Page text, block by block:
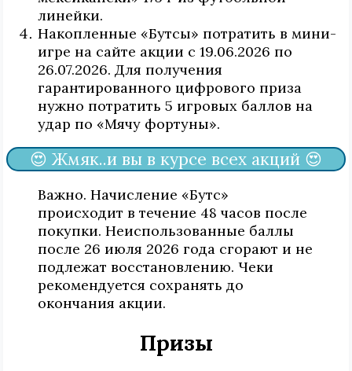
линейки.
Накопленные «Бутсы» потратить в мини-
игре на сайте акции с 19.06.2026 по
26.07.2026. Для получения
гарантированного цифрового приза
нужно потратить 5 игровых баллов на
удар по «Мячу фортуны».
😍 Жмяк..и вы в курсе всех акций 😍
Важно. Начисление «Бутс»
происходит в течение 48 часов после
покупки. Неиспользованные баллы
после 26 июля 2026 года сгорают и не
подлежат восстановлению. Чеки
рекомендуется сохранять до
окончания акции.
Призы